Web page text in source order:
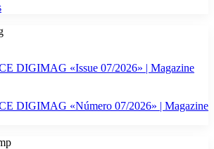
DIGIMAG «Issue 07/2026» | Magazine
DIGIMAG «Número 07/2026» | Magazine